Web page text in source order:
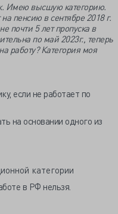
Имею высшую категорию.
пенсию в сентябре 2018 г.
почти 5 лет пропуска в
по май 2023г., теперь
работу? Категория моя
если не работает по
на основании одного из
категории
в РФ нельзя.